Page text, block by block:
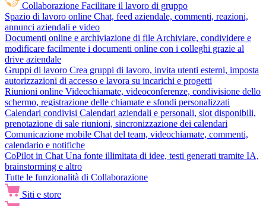
Collaborazione Facilitare il lavoro di gruppo
Spazio di lavoro online Chat, feed aziendale, commenti, reazioni,
annunci aziendali e video
Documenti online e archiviazione di file Archiviare, condividere e
modificare facilmente i documenti online con i colleghi grazie al
drive aziendale
Gruppi di lavoro Crea gruppi di lavoro, invita utenti esterni, imposta
autorizzazioni di accesso e lavora su incarichi e progetti
Riunioni online Videochiamate, videoconferenze, condivisione dello
schermo, registrazione delle chiamate e sfondi personalizzati
Calendari condivisi Calendari aziendali e personali, slot disponibili,
prenotazione di sale riunioni, sincronizzazione dei calendari
Comunicazione mobile Chat del team, videochiamate, commenti,
calendario e notifiche
CoPilot in Chat Una fonte illimitata di idee, testi generati tramite IA,
brainstorming e altro
Tutte le funzionalità di Collaborazione
Siti e store